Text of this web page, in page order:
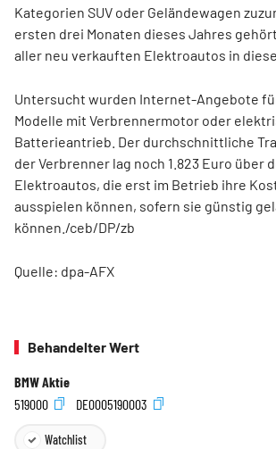
Kategorien SUV oder Geländewagen
ersten drei Monaten dieses Jahres
aller neu verkauften Elektroautos in diese
Untersucht wurden Internet-Angebote
Modelle mit Verbrennermotor oder
Batterieantrieb. Der durchschnittliche
der Verbrenner lag noch 1.823 Euro über
Elektroautos, die erst im Betrieb ihre
ausspielen können, sofern sie günstig
können./ceb/DP/zb
Quelle: dpa-AFX
Behandelter Wert
BMW Aktie
519000
DE0005190003
Watchlist